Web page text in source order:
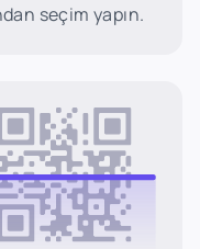
seçim yapın.